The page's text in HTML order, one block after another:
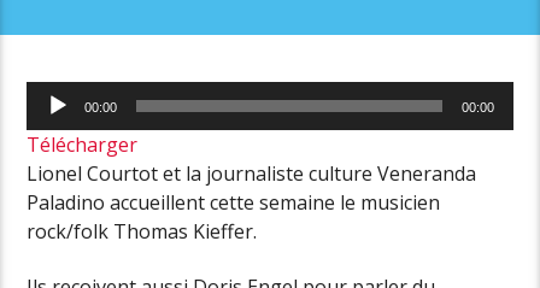
Lecteur
audio
00:00 00:00
Télécharger
Lionel Courtot et la journaliste culture Veneranda
Paladino accueillent cette semaine le musicien
rock/folk Thomas Kieffer.